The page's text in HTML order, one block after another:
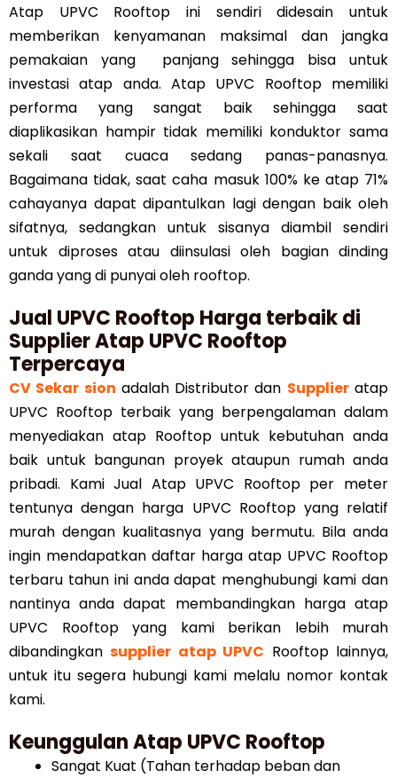
Atap UPVC Rooftop ini sendiri didesain untuk
memberikan kenyamanan maksimal dan jangka
pemakaian yang panjang sehingga bisa untuk
investasi atap anda. Atap UPVC Rooftop memiliki
performa yang sangat baik sehingga saat
diaplikasikan hampir tidak memiliki konduktor sama
sekali saat cuaca sedang panas-panasnya.
Bagaimana tidak, saat caha masuk 100% ke atap 71%
cahayanya dapat dipantulkan lagi dengan baik oleh
sifatnya, sedangkan untuk sisanya diambil sendiri
untuk diproses atau diinsulasi oleh bagian dinding
ganda yang di punyai oleh rooftop.
Jual UPVC Rooftop Harga terbaik di
Supplier Atap UPVC Rooftop
Terpercaya
CV Sekar sion adalah Distributor dan Supplieratap
UPVC Rooftop terbaik yang berpengalaman dalam
menyediakan atap Rooftop untuk kebutuhan anda
baik untuk bangunan proyek ataupun rumah anda
pribadi. Kami Jual Atap UPVC Rooftop per meter
tentunya dengan harga UPVC Rooftop yang relatif
murah dengan kualitasnya yang bermutu. Bila anda
ingin mendapatkan daftar harga atap UPVC Rooftop
terbaru tahun ini anda dapat menghubungi kami dan
nantinya anda dapat membandingkan harga atap
UPVC Rooftop yang kami berikan lebih murah
dibandingkansupplier atap UPVC Rooftop lainnya,
untuk itu segera hubungi kami melalu nomor kontak
kami.
Keunggulan Atap UPVC Rooftop
Sangat Kuat (Tahan terhadap beban dan